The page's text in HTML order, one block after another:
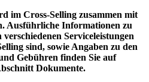
im Cross-Selling zusammen mit
Ausführliche Informationen zu
Serviceleistungen
sind, sowie Angaben zu den
Gebühren finden Sie auf
Dokumente.